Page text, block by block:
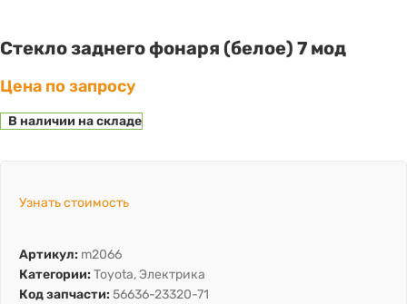
Стекло заднего фонаря (белое) 7 мод
Цена по запросу
В наличии на складе
Узнать стоимость
Артикул: m2066
Категории: Toyota,Электрика
Код запчасти: 56636-23320-71